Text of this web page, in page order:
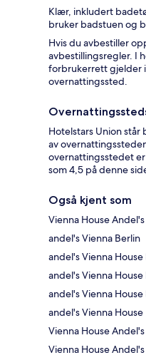
Klær, inkludert
bruker badstuen og
Hvis du avbestiller
avbestillingsregler. I
forbrukerrett gjelder
overnattingssted.
Hotelstars Union
av
overnattingsstedet
som 4,5 på denne
Også kjent som
Vienna House
andel's Vienna Berlin
andel's Vienna
andel's Vienna
andel's Vienna House
andel's Vienna House
Vienna House
Vienna House Andel's